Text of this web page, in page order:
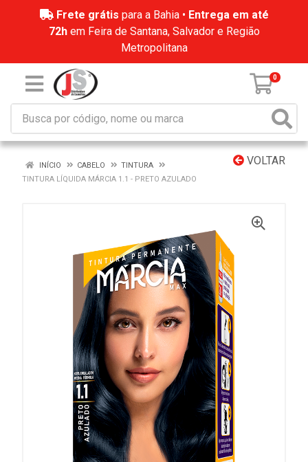
Frete grátis para a Bahia • Entrega em até
72hem Feira de Santana, Salvador e Região
Metropolitana
0
VOLTAR
INÍCIO CABELO
TINTURA
TINTURA LÍQUIDA MÁRCIA 1.1 - PRETO AZULADO